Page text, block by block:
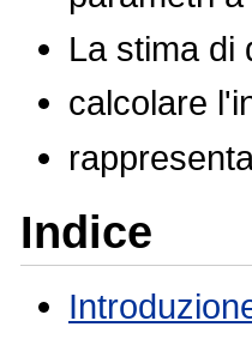
La stima di
calcolare
Indice